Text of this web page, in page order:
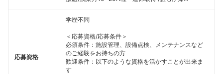
応募資格
学歴不問
＜応募資格/応募条件＞
必須条件：施設管理、設備点検、メンテナンスなど
のご経験をお持ちの方
歓迎条件：以下のような資格を活かすことが出来ま
す